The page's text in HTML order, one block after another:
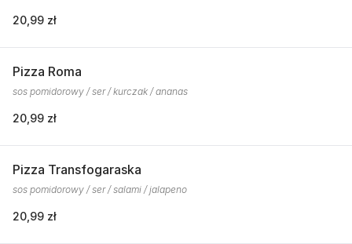
20,99 zł
Pizza Roma
sos pomidorowy / ser / kurczak / ananas
20,99 zł
Pizza Transfogaraska
sos pomidorowy / ser / salami / jalapeno
20,99 zł